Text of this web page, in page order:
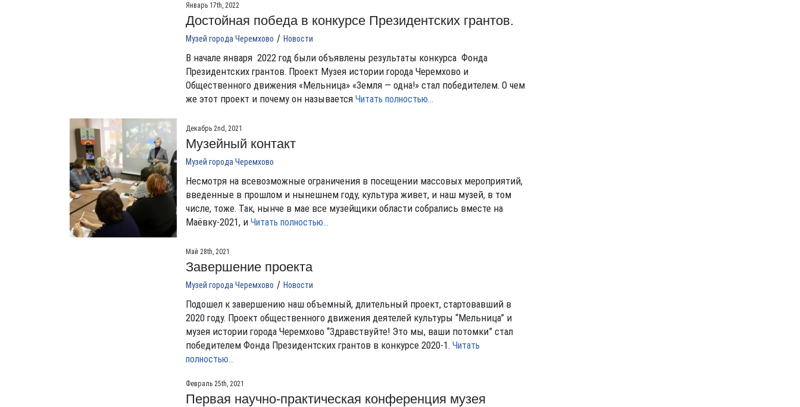
Январь 17th, 2022
Достойная победа в конкурсе Президентских грантов.
Музей города Черемхово / Новости
В начале января 2022 год были объявлены результаты конкурса Фонда
Президентских грантов. Проект Музея истории города Черемхово и
Общественного движения «Мельница» «Земля — одна!» стал победителем. О чем
же этот проект и почему он называется Читать полностью…
Декабрь 2nd, 2021
Музейный контакт
Музей города Черемхово
Несмотря на всевозможные ограничения в посещении массовых мероприятий,
введенные в прошлом и нынешнем году, культура живет, и наш музей, в том
числе, тоже. Так, нынче в мае все музейщики области собрались вместе на
Маёвку-2021, и Читать полностью…
Май 28th, 2021
Завершение проекта
Музей города Черемхово / Новости
Подошел к завершению наш объемный, длительный проект, стартовавший в
2020 году. Проект общественного движения деятелей культуры “Мельница” и
музея истории города Черемхово “Здравствуйте! Это мы, ваши потомки” стал
победителем Фонда Президентских грантов в конкурсе 2020-1. Читать
полностью…
Февраль 25th, 2021
Первая научно-практическая конференция музея